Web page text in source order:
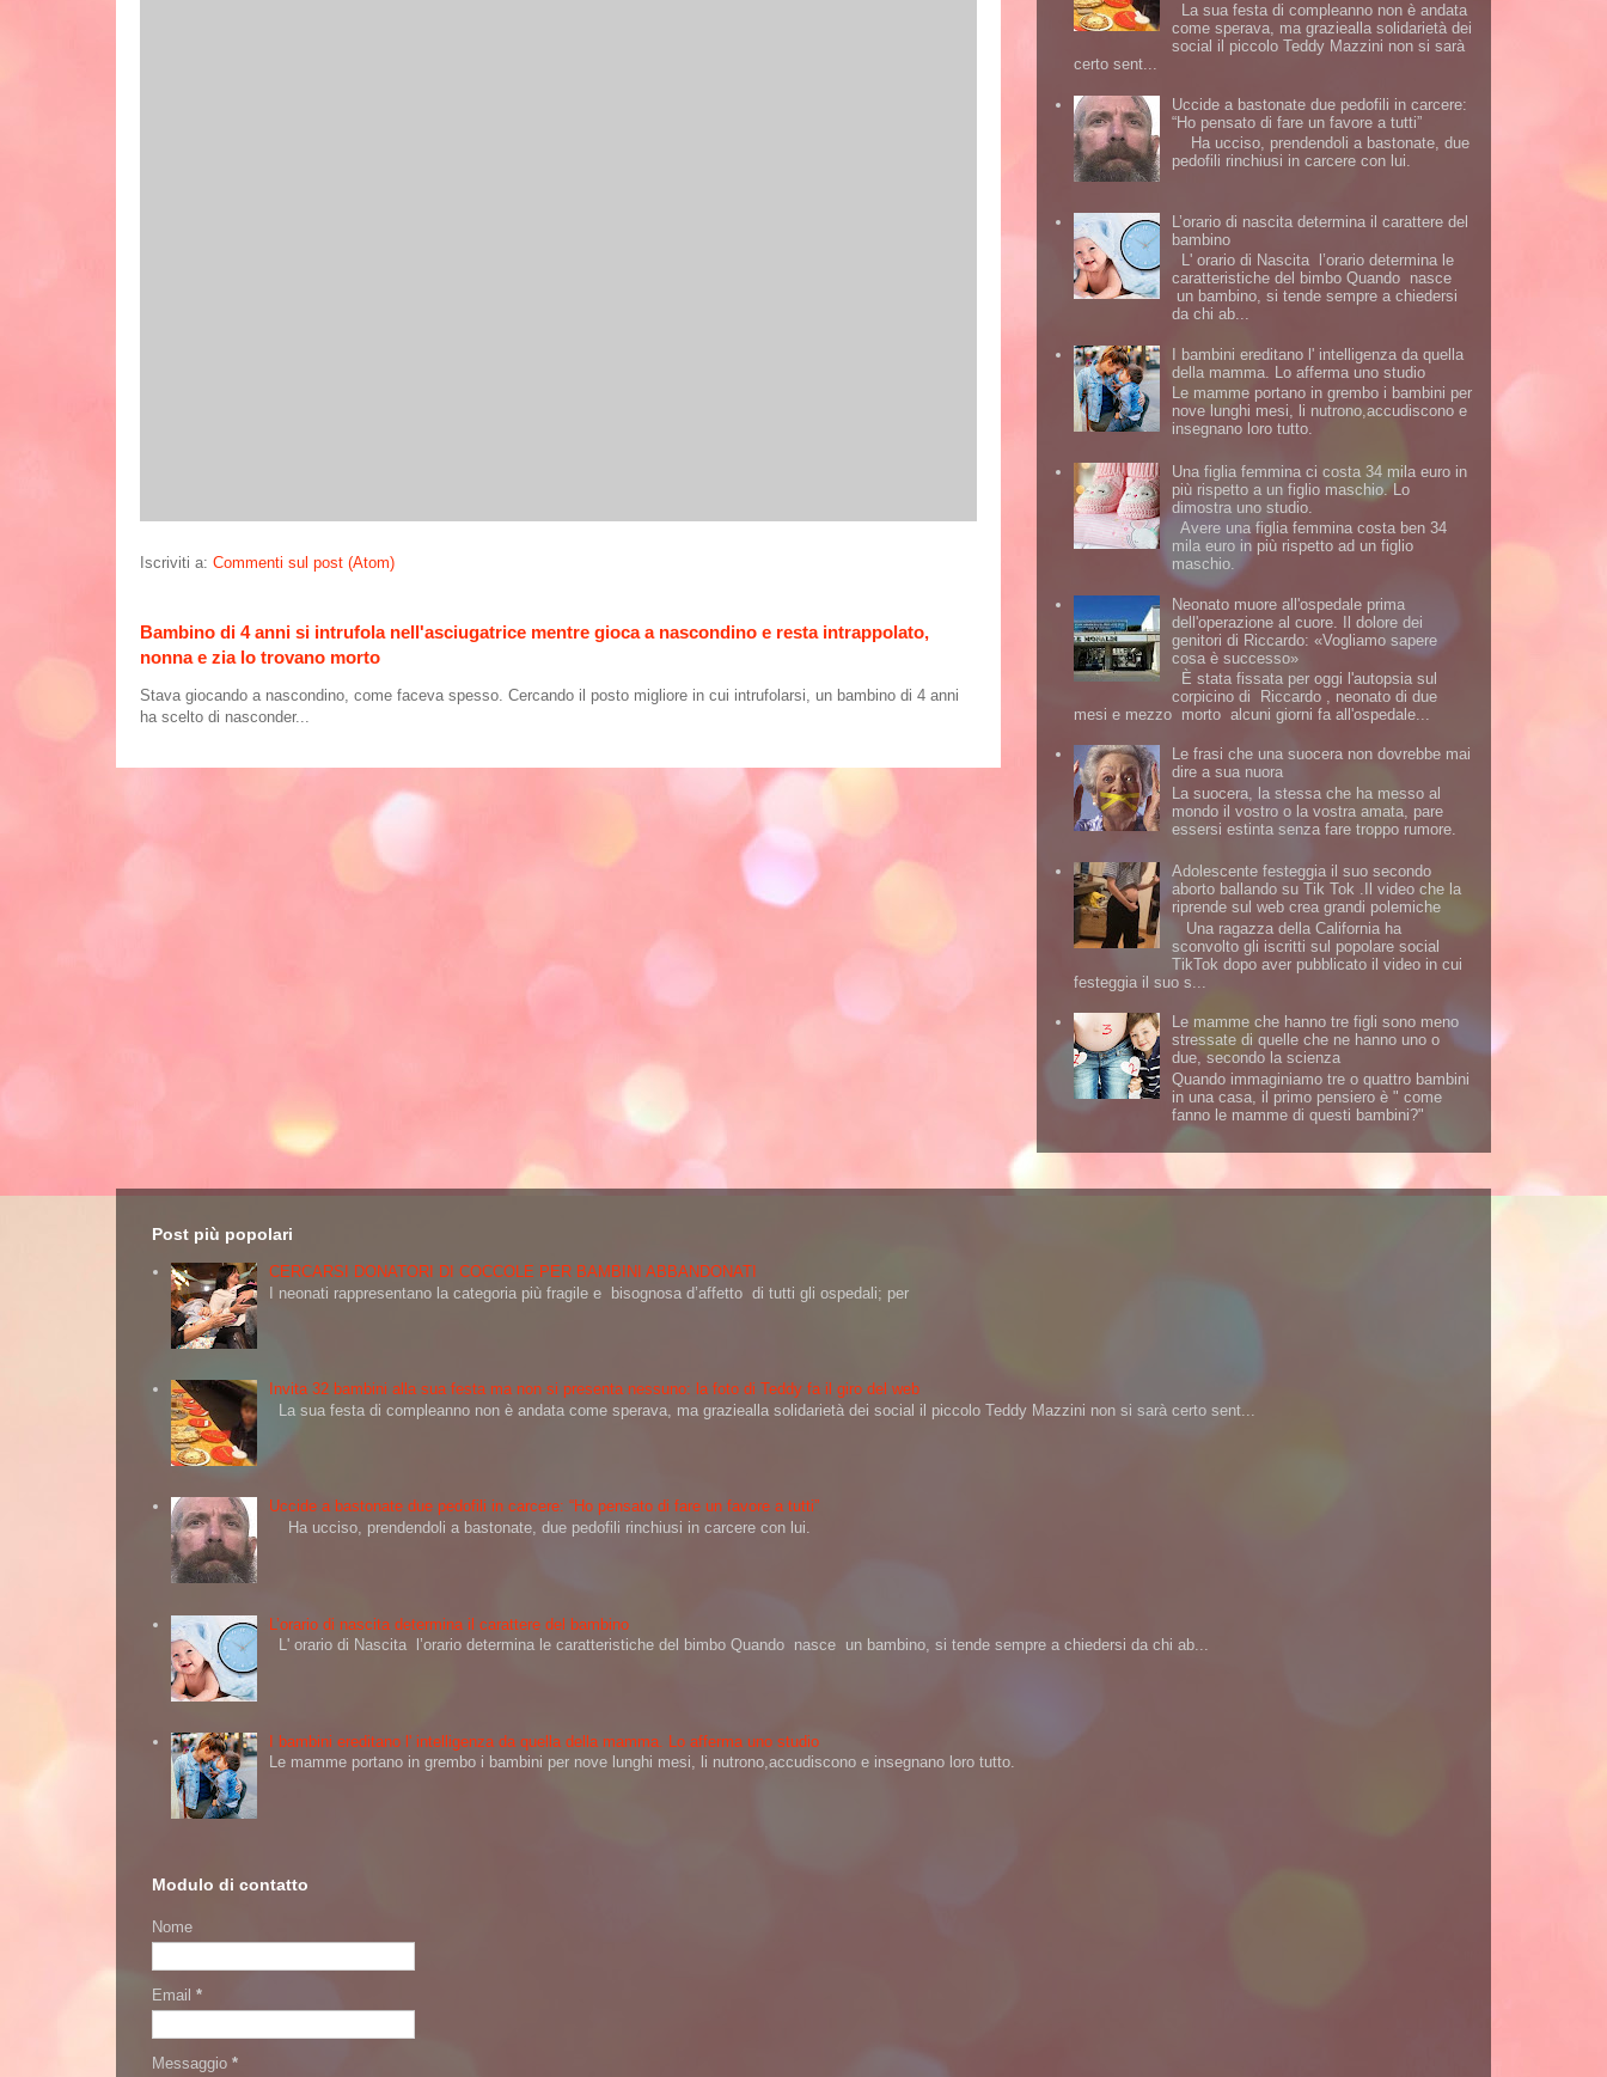
Iscriviti a: Commenti sul post (Atom)
Bambino di 4 anni si intrufola nell'asciugatrice mentre gioca a nascondino e resta intrappolato,
nonna e zia lo trovano morto
Stava giocando a nascondino, come faceva spesso. Cercando il posto migliore in cui intrufolarsi, un bambino di 4 anni
ha scelto di nasconder...
La sua festa di compleanno non è andata
come sperava, ma graziealla solidarietà dei
social il piccolo Teddy Mazzini non si sarà
certo sent...
Uccide a bastonate due pedofili in carcere:
“Ho pensato di fare un favore a tutti”
Ha ucciso, prendendoli a bastonate, due
pedofili rinchiusi in carcere con lui.
L’orario di nascita determina il carattere del
bambino
L' orario di Nascita l’orario determina le
caratteristiche del bimbo Quando nasce
un bambino, si tende sempre a chiedersi
da chi ab...
I bambini ereditano l' intelligenza da quella
della mamma. Lo afferma uno studio
Le mamme portano in grembo i bambini per
nove lunghi mesi, li nutrono,accudiscono e
insegnano loro tutto.
Una figlia femmina ci costa 34 mila euro in
più rispetto a un figlio maschio. Lo
dimostra uno studio.
Avere una figlia femmina costa ben 34
mila euro in più rispetto ad un figlio
maschio.
Neonato muore all'ospedale prima
dell'operazione al cuore. Il dolore dei
genitori di Riccardo: «Vogliamo sapere
cosa è successo»
È stata fissata per oggi l'autopsia sul
corpicino di Riccardo , neonato di due
mesi e mezzo morto alcuni giorni fa all'ospedale...
Le frasi che una suocera non dovrebbe mai
dire a sua nuora
La suocera, la stessa che ha messo al
mondo il vostro o la vostra amata, pare
essersi estinta senza fare troppo rumore.
Adolescente festeggia il suo secondo
aborto ballando su Tik Tok .Il video che la
riprende sul web crea grandi polemiche
Una ragazza della California ha
sconvolto gli iscritti sul popolare social
TikTok dopo aver pubblicato il video in cui
festeggia il suo s...
Le mamme che hanno tre figli sono meno
stressate di quelle che ne hanno uno o
due, secondo la scienza
Quando immaginiamo tre o quattro bambini
in una casa, il primo pensiero è " come
fanno le mamme di questi bambini?"
Post più popolari
CERCARSI DONATORI DI COCCOLE PER BAMBINI ABBANDONATI
I neonati rappresentano la categoria più fragile e bisognosa d’affetto di tutti gli ospedali; per
Invita 32 bambini alla sua festa ma non si presenta nessuno: la foto di Teddy fa il giro del web
La sua festa di compleanno non è andata come sperava, ma graziealla solidarietà dei social il piccolo Teddy Mazzini non si sarà certo sent...
Uccide a bastonate due pedofili in carcere: “Ho pensato di fare un favore a tutti”
Ha ucciso, prendendoli a bastonate, due pedofili rinchiusi in carcere con lui.
L’orario di nascita determina il carattere del bambino
L' orario di Nascita l’orario determina le caratteristiche del bimbo Quando nasce un bambino, si tende sempre a chiedersi da chi ab...
I bambini ereditano l' intelligenza da quella della mamma. Lo afferma uno studio
Le mamme portano in grembo i bambini per nove lunghi mesi, li nutrono,accudiscono e insegnano loro tutto.
Modulo di contatto
Nome
Email *
Messaggio *